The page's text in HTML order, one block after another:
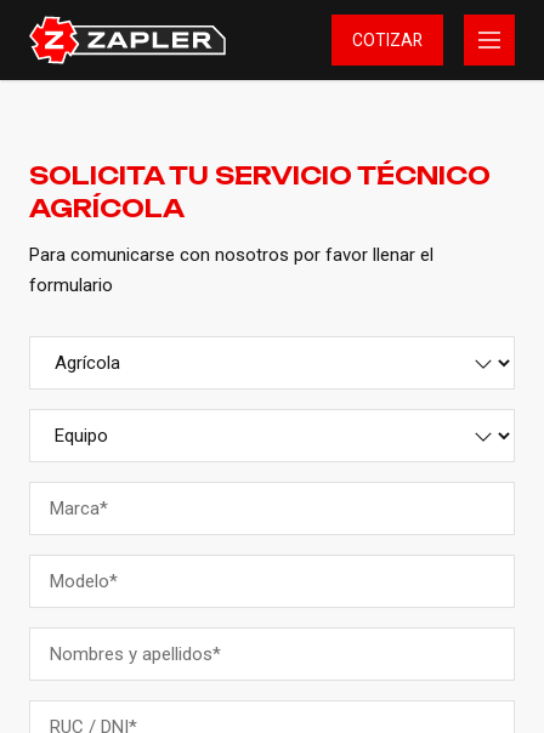
COTIZAR
SOLICITA TU SERVICIO TÉCNICO
AGRÍCOLA
Para comunicarse con nosotros por favor llenar el
formulario